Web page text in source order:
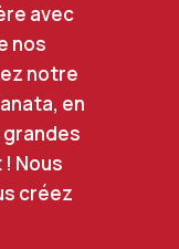
avec
nos
notre
en
grandes
Nous
créez